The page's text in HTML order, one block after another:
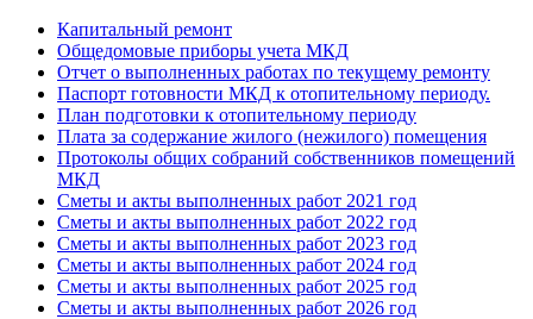
Капитальный ремонт
Общедомовые приборы учета МКД
Отчет о выполненных работах по текущему ремонту
Паспорт готовности МКД к отопительному периоду.
План подготовки к отопительному периоду
Плата за содержание жилого (нежилого) помещения
Протоколы общих собраний собственников помещений
МКД
Сметы и акты выполненных работ 2021 год
Сметы и акты выполненных работ 2022 год
Сметы и акты выполненных работ 2023 год
Сметы и акты выполненных работ 2024 год
Сметы и акты выполненных работ 2025 год
Сметы и акты выполненных работ 2026 год